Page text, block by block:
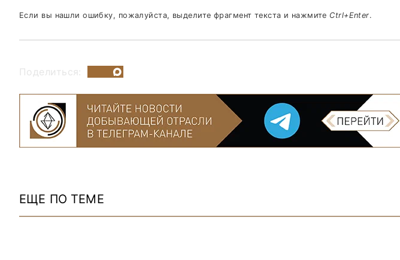
Если вы нашли ошибку, пожалуйста, выделите фрагмент текста и нажмите Ctrl+Enter.
Поделиться:
ЕЩЕ ПО ТЕМЕ